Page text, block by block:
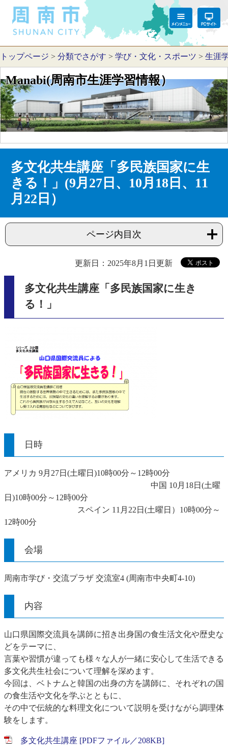
トップページ > 分類でさがす > 学び・文化・スポーツ > 生涯
Manabi(周南市生涯学習情報）
多文化共生講座「多民族国家に生
きる！」(9月27日、10月18日、11
月22日）
ページ内目次
更新日：2025年8月1日更新
多文化共生講座「多民族国家に生き
る！」
日時
アメリカ 9月27日(土曜日)10時00分～12時00分
中国 10月18日(土曜
日)10時00分～12時00分
スペイン 11月22日(土曜日）10時00分～
12時00分
会場
周南市学び・交流プラザ 交流室4 (周南市中央町4-10)
内容
山口県国際交流員を講師に招き出身国の食生活文化や歴史な
どをテーマに、
言葉や習慣が違っても様々な人が一緒に安心して生活できる
多文化共生社会について理解を深めます。
今回は、ベトナムと韓国の出身の方を講師に、それぞれの国
の食生活や文化を学ぶとともに、
その中で伝統的な料理文化について説明を受けながら調理体
験をします。
多文化共生講座 [PDFファイル／208KB]